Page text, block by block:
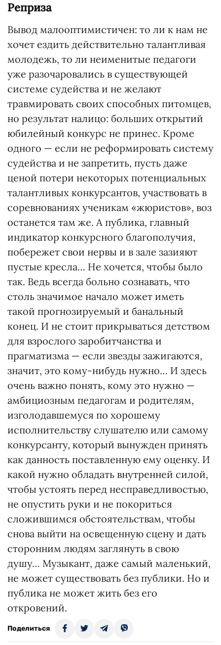
Реприза
Вывод малооптимистичен: то ли к нам не
хочет ездить действительно талантливая
молодежь, то ли неименитые педагоги
уже разочаровались в существующей
системе судейства и не желают
травмировать своих способных питомцев,
но результат налицо: больших открытий
юбилейный конкурс не принес. Кроме
одного — если не реформировать систему
судейства и не запретить, пусть даже
ценой потери некоторых потенциальных
талантливых конкурсантов, участвовать в
соревнованиях ученикам «жюристов», воз
останется там же. А публика, главный
индикатор конкурсного благополучия,
побережет свои нервы и в зале зазияют
пустые кресла… Не хочется, чтобы было
так. Ведь всегда больно сознавать, что
столь значимое начало может иметь
такой прогнозируемый и банальный
конец. И не стоит прикрываться детством
для взрослого заробитчанства и
прагматизма — если звезды зажигаются,
значит, это кому-нибудь нужно… И здесь
очень важно понять, кому это нужно —
амбициозным педагогам и родителям,
изголодавшемуся по хорошему
исполнительству слушателю или самому
конкурсанту, который вынужден принять
как данность поставленную ему оценку. И
какой нужно обладать внутренней силой,
чтобы устоять перед несправедливостью,
не опустить руки и не покориться
сложившимся обстоятельствам, чтобы
снова выйти на освещенную сцену и дать
сторонним людям заглянуть в свою
душу… Музыкант, даже самый маленький,
не может существовать без публики. Но и
публика не может жить без его
откровений.
Поделиться